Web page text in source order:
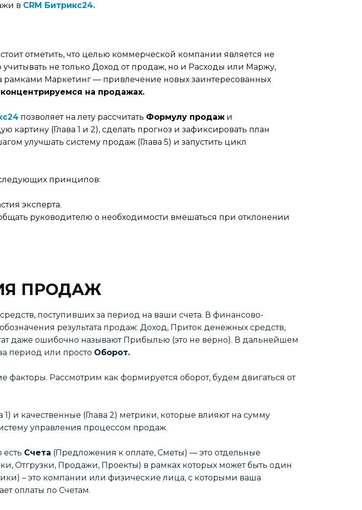
в CRM Битрикс24.
отметить, что целью коммерческой компании является не
не только Доход от продаж, но и Расходы или Маржу,
рамками Маркетинг — привлечение новых заинтересованных
на продажах.
позволяет на лету рассчитать Формулу продаж и
картину (Глава 1 и 2), сделать прогноз и зафиксировать план
улучшать систему продаж (Глава 5) и запустить цикл
принципов:
эксперта.
руководителю о необходимости вмешаться при отклонении
ПРОДАЖ
поступивших за период на ваши счета. В финансово-
результата продаж: Доход, Приток денежных средств,
даже ошибочно называют Прибылью (это не верно). В дальнейшем
период или просто Оборот.
факторы. Рассмотрим как формируется оборот, будем двигаться от
и качественные (Глава 2) метрики, которые влияют на сумму
управления процессом продаж.
Счета (Предложения к оплате, Сметы) — это отдельные
Отгрузки, Продажи, Проекты) в рамках которых может быть один
– это компании или физические лица, с которыми ваша
оплаты по Счетам.